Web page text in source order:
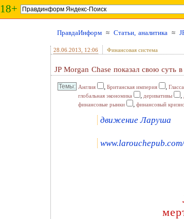
18+
ПравдаИнформ ≈ Статьи, аналитика ≈
28.06.2013 , 12:06 Финансовая система
JP Morgan Chase показал свою суть в
Англия , Британская империя ,
глобальная экономика , деривативы ,
финансовые рынки , финансовый кризис
движение Ларуша